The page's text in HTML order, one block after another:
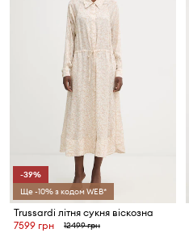
-39%
Ще -10% з кодом WEB*
Trussardi літня сукня віскозна
7599 грн
12499 грн